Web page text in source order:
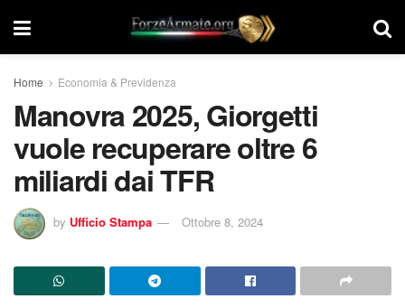
Home Economia & Previdenza
Manovra 2025, Giorgetti
vuole recuperare oltre 6
miliardi dai TFR
by Ufficio Stampa Ottobre 8, 2024